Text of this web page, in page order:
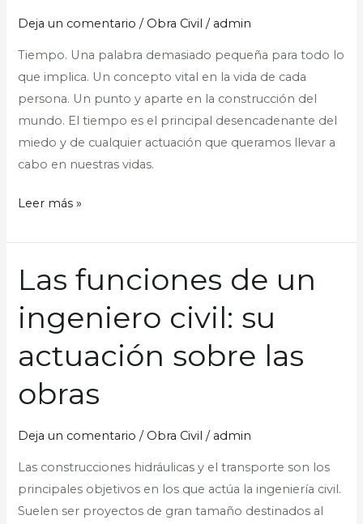
Deja un comentario / Obra Civil / admin
Tiempo. Una palabra demasiado pequeña para todo lo
que implica. Un concepto vital en la vida de cada
persona. Un punto y aparte en la construcción del
mundo. El tiempo es el principal desencadenante del
miedo y de cualquier actuación que queramos llevar a
cabo en nuestras vidas.
civil
Leer más »
Las funciones de un
ingeniero civil: su
actuación sobre las
obras
Deja un comentario / Obra Civil / admin
Las construcciones hidráulicas y el transporte son los
principales objetivos en los que actúa la ingeniería civil.
Suelen ser proyectos de gran tamaño destinados al
Las
funciones
de
ingeniero
civil:
su
sobre
las
obras